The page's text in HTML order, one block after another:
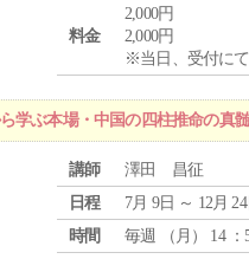
料金
2,000円
2,000円
※当日、受付にて
学ぶ本場・中国の四柱推命の真
講師
澤田 昌征
日程
7月 9日 ～ 12月 24
時間
毎週 （ 月 ） 14 ：